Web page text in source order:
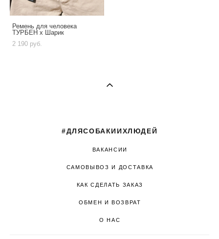
Ремень для человека
ТУРБЕН х Шарик
2 190 pуб.
#ДЛЯСОБАКИИХЛЮДЕЙ
ВАКАНСИИ
САМОВЫВОЗ И ДОСТАВКА
КАК СДЕЛАТЬ ЗАКАЗ
ОБМЕН И ВОЗВРАТ
О НАС